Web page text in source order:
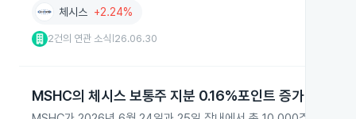
체시스 +2.24%
2건의 연관 소식 26.06.30
MSHC의 체시스 보통주 지분 0.16%포인트 증가